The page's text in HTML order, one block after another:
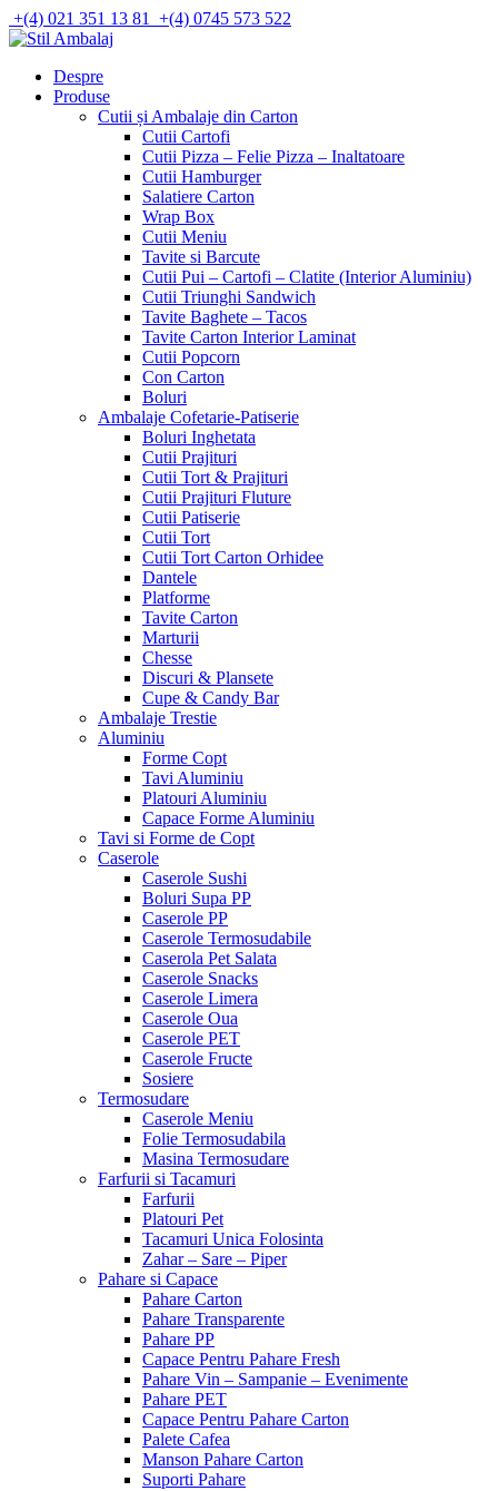
Skip
to
+(4) 021 351 13 81 +(4) 0745 573 522
Despre
Produse
Cutii și Ambalaje din Carton
Cutii Cartofi
Cutii Pizza – Felie Pizza – Inaltatoare
Cutii Hamburger
Salatiere Carton
Wrap Box
Cutii Meniu
Tavite si Barcute
Cutii Pui – Cartofi – Clatite (Interior Aluminiu)
Cutii Triunghi Sandwich
Tavite Baghete – Tacos
Tavite Carton Interior Laminat
Cutii Popcorn
Con Carton
Boluri
Ambalaje Cofetarie-Patiserie
Boluri Inghetata
Cutii Prajituri
Cutii Tort & Prajituri
Cutii Prajituri Fluture
Cutii Patiserie
Cutii Tort
Cutii Tort Carton Orhidee
Dantele
Platforme
Tavite Carton
Marturii
Chesse
Discuri & Plansete
Cupe & Candy Bar
Ambalaje Trestie
Aluminiu
Forme Copt
Tavi Aluminiu
Platouri Aluminiu
Capace Forme Aluminiu
Tavi si Forme de Copt
Caserole
Caserole Sushi
Boluri Supa PP
Caserole PP
Caserole Termosudabile
Caserola Pet Salata
Caserole Snacks
Caserole Limera
Caserole Oua
Caserole PET
Caserole Fructe
Sosiere
Termosudare
Caserole Meniu
Folie Termosudabila
Masina Termosudare
Farfurii si Tacamuri
Farfurii
Platouri Pet
Tacamuri Unica Folosinta
Zahar – Sare – Piper
Pahare si Capace
Pahare Carton
Pahare Transparente
Pahare PP
Capace Pentru Pahare Fresh
Pahare Vin – Sampanie – Evenimente
Pahare PET
Capace Pentru Pahare Carton
Palete Cafea
Manson Pahare Carton
Suporti Pahare